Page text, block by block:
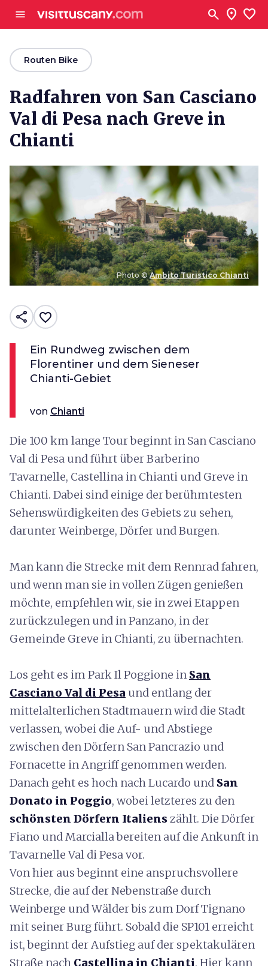
menu search location_on favorite
arrow_backRouten Bike
Radfahren von San Casciano
Val di Pesa nach Greve in
Chianti
Photo © Ambito Turistico Chianti
share favorite_border
Ein Rundweg zwischen dem
Florentiner und dem Sieneser
Chianti-Gebiet
von Chianti
Die 100 km lange Tour beginnt in San Casciano
Val di Pesa und führt über Barberino
Tavarnelle, Castellina in Chianti und Greve in
Chianti. Dabei sind einige der berühmtesten
Sehenswürdigkeiten des Gebiets zu sehen,
darunter Weinberge, Dörfer und Burgen.
Man kann die Strecke mit dem Rennrad fahren,
und wenn man sie in vollen Zügen genießen
möchte, empfehlen wir, sie in zwei Etappen
zurückzulegen und in Panzano, in der
Gemeinde Greve in Chianti, zu übernachten.
Los geht es im Park Il Poggione in San
Casciano Val di Pesa und entlang der
mittelalterlichen Stadtmauern wird die Stadt
verlassen, wobei die Auf- und Abstiege
zwischen den Dörfern San Pancrazio und
Fornacette in Angriff genommen werden.
Danach geht es hoch nach Lucardo und San
Donato in Poggio, wobei letzteres zu den
schönsten Dörfern Italienszählt. Die Dörfer
Fiano und Marcialla bereiten auf die Ankunft in
Tavarnelle Val di Pesa vor.
Von hier aus beginnt eine anspruchsvollere
Strecke, die auf der Nebenstraße durch
Weinberge und Wälder bis zum Dorf Tignano
mit seiner Burg führt. Sobald die SP101 erreicht
ist, beginnt der Aufstieg auf der spektakulären
Straße nach Castellina in Chianti. Hier kann